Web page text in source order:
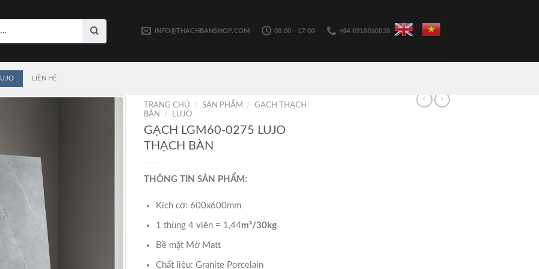
INFO@THACHBANSHOP.COM 08:00 - 17:00 +84 0918060838
LUJO LIÊN HỆ
TRANG CHỦ / SẢN PHẨM /
GẠCH THẠCH
BÀN
/ LUJO
GẠCH LGM60-0275 LUJO
THẠCH BÀN
THÔNG TIN SẢN PHẨM:
Kích cỡ: 600x600mm
1 thùng 4 viên = 1,44m²/30kg
Bề mặt Mờ Matt
Chất liệu: Granite Porcelain